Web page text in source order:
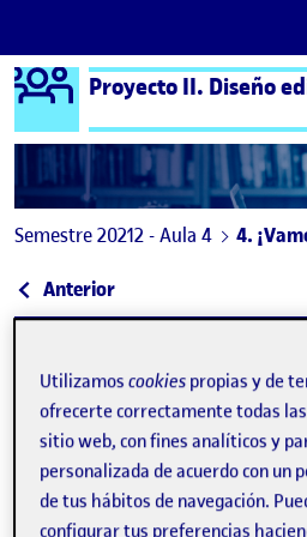
Saltar al contenido
Logo Ágora
Proyecto II. Diseño
Semestre 20212 - Aula 4 4.
Navegación
Anterior: 3. ¡Ponle cara a tu
Publicado por
Lucia Díez Concari
Visibilidad:
Pública-Fecha de publicación
25 Abr 2022 -comentario
¡Hola a todxs!
Utilizamoscookies propias y de
ofrecerte correctamente todas
sitio web, con fines analíticos y
personalizada de acuerdo con un
de tus hábitos de navegación.
configurar tus preferencias